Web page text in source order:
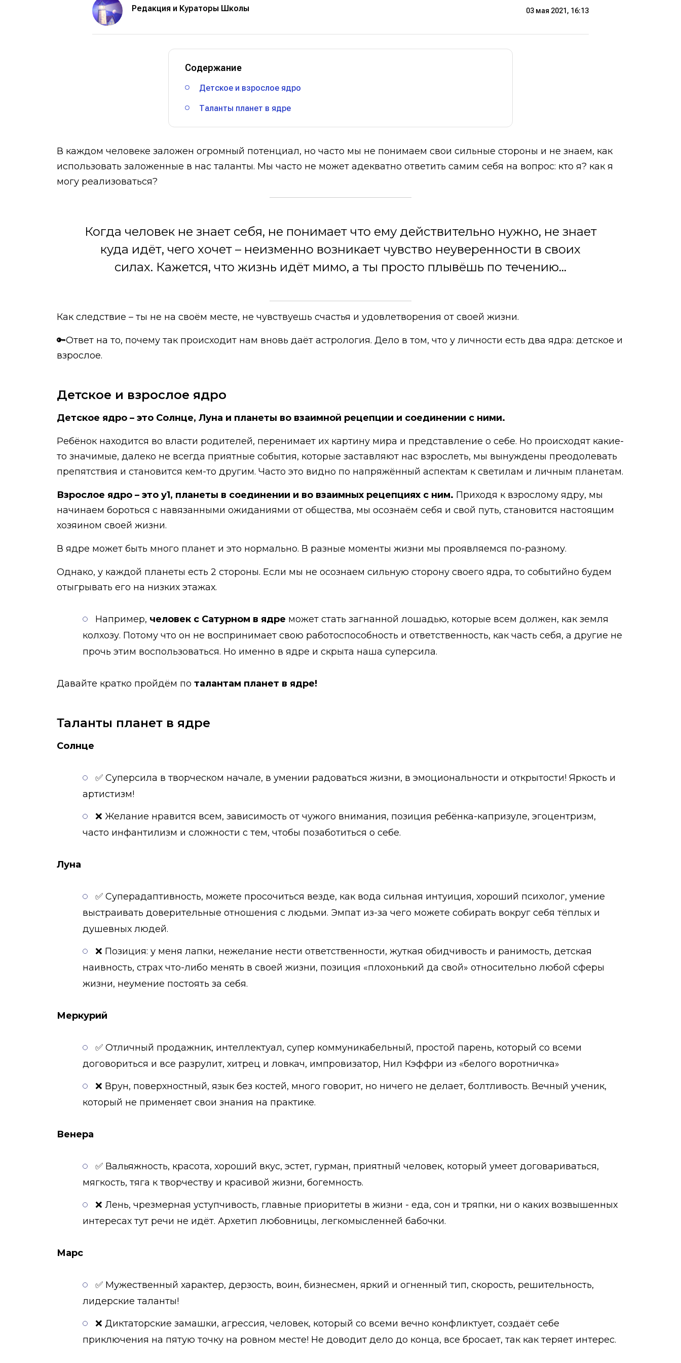
Редакция и Кураторы Школы 03 мая 2021, 16:13
Содержание
Детское и взрослое ядро
Таланты планет в ядре
В каждом человеке заложен огромный потенциал, но часто мы не понимаем свои сильные стороны и не знаем, как
использовать заложенные в нас таланты. Мы часто не может адекватно ответить самим себя на вопрос: кто я? как я
могу реализоваться?
Когда человек не знает себя, не понимает что ему действительно нужно, не знает
куда идёт, чего хочет – неизменно возникает чувство неуверенности в своих
силах. Кажется, что жизнь идёт мимо, а ты просто плывёшь по течению...
Как следствие – ты не на своём месте, не чувствуешь счастья и удовлетворения от своей жизни.
🔑Ответ на то, почему так происходит нам вновь даёт астрология. Дело в том, что у личности есть два ядра: детское и
взрослое.
Детское и взрослое ядро
Детское ядро – это Солнце, Луна и планеты во взаимной рецепции и соединении с ними.
Ребёнок находится во власти родителей, перенимает их картину мира и представление о себе. Но происходят какие-
то значимые, далеко не всегда приятные события, которые заставляют нас взрослеть, мы вынуждены преодолевать
препятствия и становится кем-то другим. Часто это видно по напряжённый аспектам к светилам и личным планетам.
Взрослое ядро – это у1, планеты в соединении и во взаимных рецепциях с ним. Приходя к взрослому ядру, мы
начинаем бороться с навязанными ожиданиями от общества, мы осознаём себя и свой путь, становится настоящим
хозяином своей жизни.
В ядре может быть много планет и это нормально. В разные моменты жизни мы проявляемся по-разному.
Однако, у каждой планеты есть 2 стороны. Если мы не осознаем сильную сторону своего ядра, то событийно будем
отыгрывать его на низких этажах.
Например, человек с Сатурном в ядре может стать загнанной лошадью, которые всем должен, как земля
колхозу. Потому что он не воспринимает свою работоспособность и ответственность, как часть себя, а другие не
прочь этим воспользоваться. Но именно в ядре и скрыта наша суперсила.
Давайте кратко пройдём по талантам планет в ядре!
Таланты планет в ядре
Солнце
✅ Суперсила в творческом начале, в умении радоваться жизни, в эмоциональности и открытости! Яркость и
артистизм!
❌ Желание нравится всем, зависимость от чужого внимания, позиция ребёнка-капризуле, эгоцентризм,
часто инфантилизм и сложности с тем, чтобы позаботиться о себе.
Луна
✅ Суперадаптивность, можете просочиться везде, как вода сильная интуиция, хороший психолог, умение
выстраивать доверительные отношения с людьми. Эмпат из-за чего можете собирать вокруг себя тёплых и
душевных людей.
❌ Позиция: у меня лапки, нежелание нести ответственности, жуткая обидчивость и ранимость, детская
наивность, страх что-либо менять в своей жизни, позиция «плохонький да свой» относительно любой сферы
жизни, неумение постоять за себя.
Меркурий
✅ Отличный продажник, интеллектуал, супер коммуникабельный, простой парень, который со всеми
договориться и все разрулит, хитрец и ловкач, импровизатор, Нил Кэффри из «белого воротничка»
❌ Врун, поверхностный, язык без костей, много говорит, но ничего не делает, болтливость. Вечный ученик,
который не применяет свои знания на практике.
Венера
✅ Вальяжность, красота, хороший вкус, эстет, гурман, приятный человек, который умеет договариваться,
мягкость, тяга к творчеству и красивой жизни, богемность.
❌ Лень, чрезмерная уступчивость, главные приоритеты в жизни - еда, сон и тряпки, ни о каких возвышенных
интересах тут речи не идёт. Архетип любовницы, легкомысленней бабочки.
Марс
✅ Мужественный характер, дерзость, воин, бизнесмен, яркий и огненный тип, скорость, решительность,
лидерские таланты!
❌ Диктаторские замашки, агрессия, человек, который со всеми вечно конфликтует, создаёт себе
приключения на пятую точку на ровном месте! Не доводит дело до конца, все бросает, так как теряет интерес.